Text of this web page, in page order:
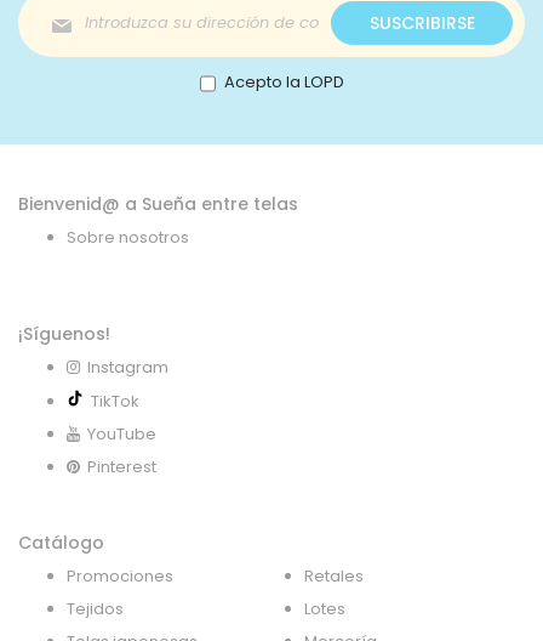
Inscríbase
a
nuestro
boletín
de
SUSCRIBIRSE
Acepto la LOPD
Bienvenid@ a Sueña entre telas
Sobre nosotros
¡Síguenos!
Instagram
TikTok
YouTube
Pinterest
Catálogo
Promociones
Tejidos
Retales
Lotes